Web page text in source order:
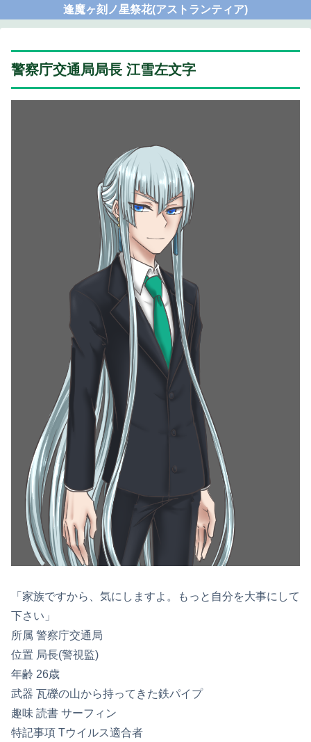
逢魔ヶ刻ノ星祭花(アストランティア)
警察庁交通局局長 江雪左文字
「家族ですから、気にしますよ。もっと自分を大事にして
下さい」
所属 警察庁交通局
位置 局長(警視監)
年齢 26歳
武器 瓦礫の山から持ってきた鉄パイプ
趣味 読書 サーフィン
特記事項 Tウイルス適合者